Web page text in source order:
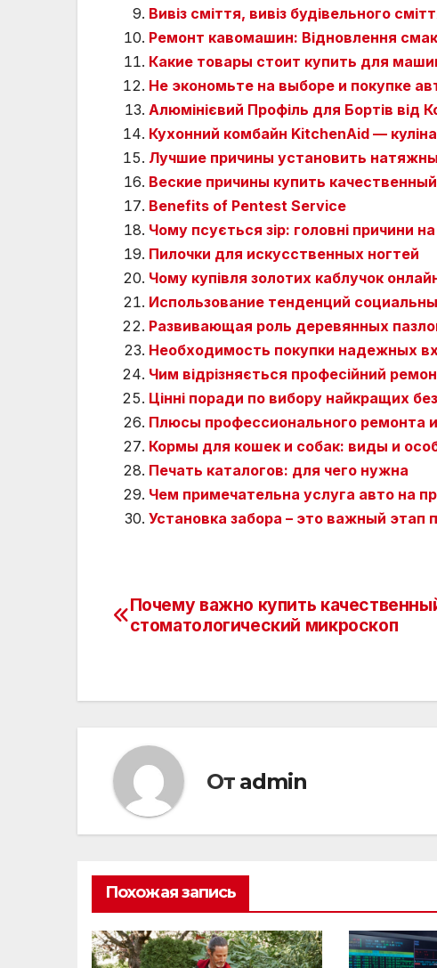
Вивіз сміття, вивіз будівельного
Ремонт кавомашин: Відновлення
Какие товары стоит купить для
Не экономьте на выборе и покупке
Алюмінієвий Профіль для Бортів від
Кухонний комбайн KitchenAid —
Лучшие причины установить
Веские причины купить
Benefits of Pentest Service
Чому псується зір: головні причини
Пилочки для искусственных ногтей
Чому купівля золотих каблучок
Использование тенденций
Развивающая роль деревянных
Необходимость покупки надежных
Чим відрізняється професійний
Цінні поради по вибору найкращих
Плюсы профессионального ремонта
Кормы для кошек и собак: виды и
Печать каталогов: для чего нужна
Чем примечательна услуга авто на
Установка забора – это важный этап
Навигация
Почему важно купить
стоматологический микроскоп
От admin
Похожая запись